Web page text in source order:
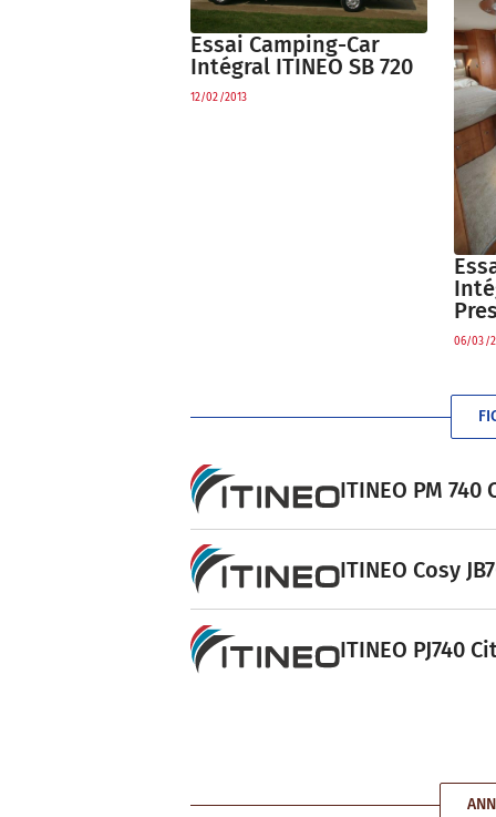
Essai Camping-Car
Intégral ITINEO SB 720
12/02/2013
06/03/
ITINEO PM
ITINEO Cosy
ITINEO PJ740